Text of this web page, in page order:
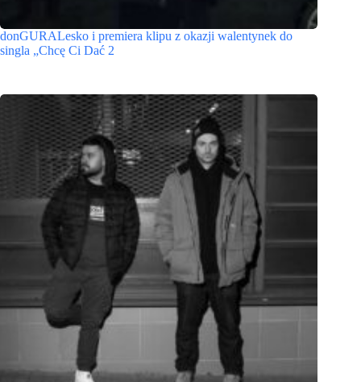
donGURALesko i premiera klipu z okazji walentynek do
singla „Chcę Ci Dać 2